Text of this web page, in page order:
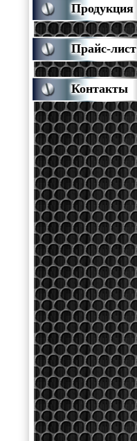
Продукция
Прайс-лист
Контакты